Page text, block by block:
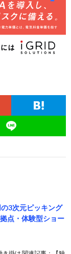
3次元ピッキング
点・体験型ショー